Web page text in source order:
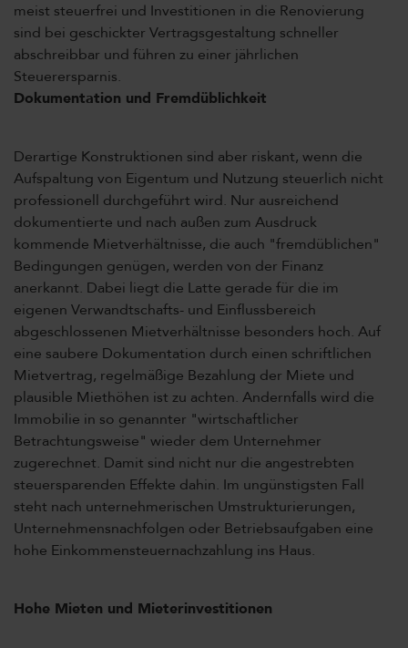
meist steuerfrei und Investitionen in die Renovierung
sind bei geschickter Vertragsgestaltung schneller
abschreibbar und führen zu einer jährlichen
Steuerersparnis.
Dokumentation und Fremdüblichkeit
Derartige Konstruktionen sind aber riskant, wenn die
Aufspaltung von Eigentum und Nutzung steuerlich nicht
professionell durchgeführt wird. Nur ausreichend
dokumentierte und nach außen zum Ausdruck
kommende Mietverhältnisse, die auch "fremdüblichen"
Bedingungen genügen, werden von der Finanz
anerkannt. Dabei liegt die Latte gerade für die im
eigenen Verwandtschafts- und Einflussbereich
abgeschlossenen Mietverhältnisse besonders hoch. Auf
eine saubere Dokumentation durch einen schriftlichen
Mietvertrag, regelmäßige Bezahlung der Miete und
plausible Miethöhen ist zu achten. Andernfalls wird die
Immobilie in so genannter "wirtschaftlicher
Betrachtungsweise" wieder dem Unternehmer
zugerechnet. Damit sind nicht nur die angestrebten
steuersparenden Effekte dahin. Im ungünstigsten Fall
steht nach unternehmerischen Umstrukturierungen,
Unternehmensnachfolgen oder Betriebsaufgaben eine
hohe Einkommensteuernachzahlung ins Haus.
Hohe Mieten und Mieterinvestitionen